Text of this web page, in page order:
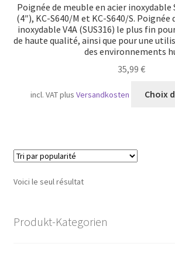
Poignée de meuble en acier inoxydable
(4″), KC-S640/M et KC-S640/S. Poignée
inoxydable V4A (SUS316) le plus fin
de haute qualité, ainsi que pour une
des environnements
35,99 €
incl. VATplusVersandkosten Choix
Voici le seul résultat
Produkt-Kategorien